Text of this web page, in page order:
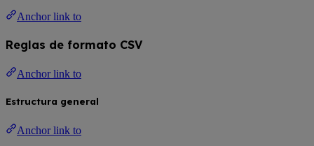
Anchor link to
Reglas de formato CSV
Anchor link to
Estructura general
Anchor link to